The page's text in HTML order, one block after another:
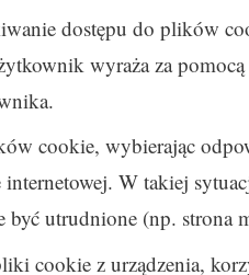
dostępu do plików
wyraża za
cookie, wybierając
W takiej
utrudnione (np. strona
cookie z urządzenia,